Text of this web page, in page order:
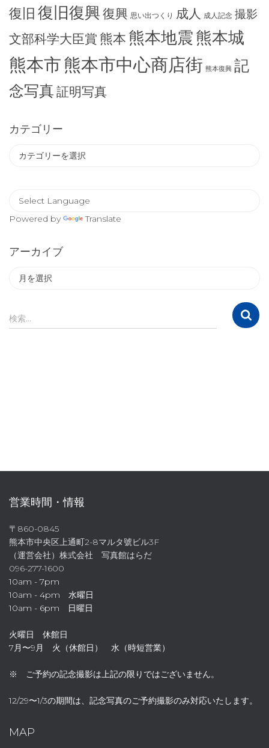
復旧 復旧復興 復興 思い出つくり 成人 成人記念 撮影
文部科学大臣賞 熊本 熊本地震熊本城
熊本市熊本市中心商店街 熊本復興 記
念写真証明写真
カテゴリー
Powered by
Translate
アーカイブ
イ
ブ
検
索
検索…
営業時間・情報
〒860-0845
熊本市中央区上通町2-8マルタ號ビル3F
（運営会社）株式会社 写真館はらだ
096-277-1600
10am - 7pm
10am - 4pm 水曜日
10am - 6pm 日曜日
火曜日 休館日
7月〜9月 火（休館日） 水（時短営業）
※ ご予約の記念撮影は上記の限りではございません。
12/29〜1/3の期間は、記念写真のご予約撮影のみ対応いたします。
MAP